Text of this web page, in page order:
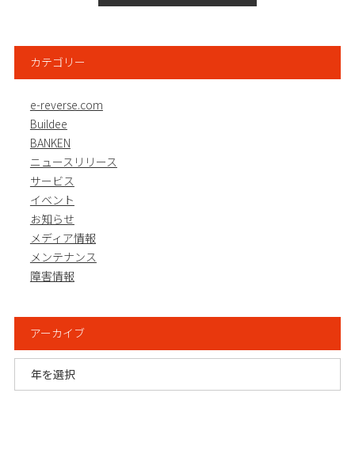
カテゴリー
e-reverse.com
Buildee
BANKEN
ニュースリリース
サービス
イベント
お知らせ
メディア情報
メンテナンス
障害情報
アーカイブ